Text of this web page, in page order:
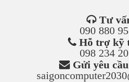
Tư
090 880
Hỗ trợ kỹ
098 234
Gửi yêu